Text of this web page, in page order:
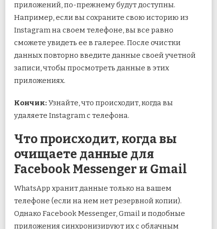
приложений, по-прежнему будут доступны.
Например, если вы сохраните свою историю из
Instagram на своем телефоне, вы все равно
сможете увидеть ее в галерее. После очистки
данных повторно введите данные своей учетной
записи, чтобы просмотреть данные в этих
приложениях.
Кончик: Узнайте, что происходит, когда вы
удаляете Instagram с телефона.
Что происходит, когда вы
очищаете данные для
Facebook Messenger и Gmail
WhatsApp хранит данные только на вашем
телефоне (если на нем нет резервной копии).
Однако Facebook Messenger, Gmail и подобные
приложения синхронизируют их с облачным